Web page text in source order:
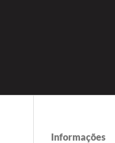
Informações